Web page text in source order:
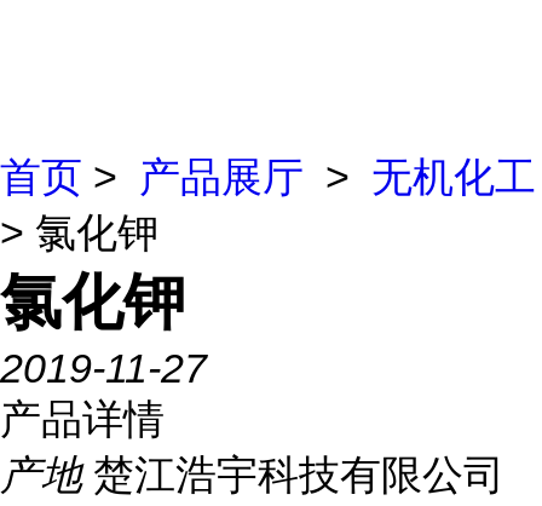
首页 > 产品展厅 > 无机化工
> 氯化钾
氯化钾
2019-11-27
产品详情
产地 楚江浩宇科技有限公司